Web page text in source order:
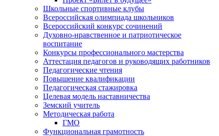
Школьные спортивные клубы
Всероссийская олимпиада школьников
Всероссийский конкурс сочинений
Духовно-нравственное и патриотическое
воспитание
Конкурсы профессионального мастерства
Аттестация педагогов и руководящих работников
Педагогические чтения
Повышение квалификации
Педагогическая стажировка
Целевая модель наставничества
Земский учитель
Методическая работа
ГМО
Функциональная грамотность